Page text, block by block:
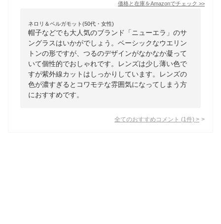
価格と在庫をAmazonでチェック >>
ネロリ＆ベルガモット(50代・女性)
帽子などでも大人気のブランド「ニューエラ」のサ
ングラスはいかがでしょう。ベーシックなウエリン
トンの形ですが、つるのデザインがなかなか凝って
いて個性的でおしゃれです。レンズは少し薄い色で
すが紫外線カットはしっかりしています。レンズの
色が濃すぎるとコワモテな雰囲気になってしまう方
におすすめです。
全てのおすすめコメント (1 件) >